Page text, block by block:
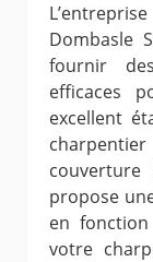
Dombasle
fournir
efficaces
excellent
propose
en
votre